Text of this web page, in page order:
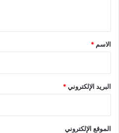
*
الاسم *
البريد الإلكتروني*
الموقع الإلكتروني